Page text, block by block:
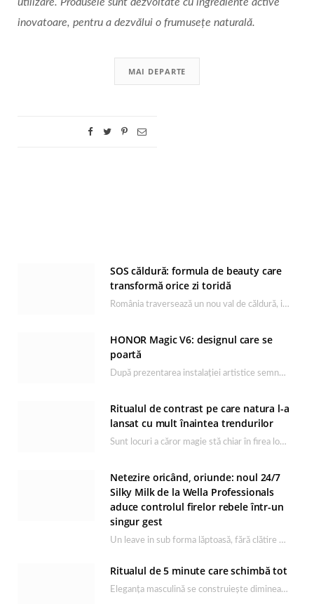
inovatoare, pentru a dezvălui o frumusețe naturală.
MAI DEPARTE
SOS căldură: formula de beauty care
transformă orice zi toridă
România traversează un nou val de căldură, iar rutina de îngrijire capătă un rol esențial…
HONOR Magic V6: designul care se
poartă
După prezentarea instalației artistice semnată de Catrinel Săbăciag în cadrul evenimentului de lansare HONOR Magic…
Ritualul de contrast pe care natura l-a
lansat cu mult înaintea trendurilor
Sunt locuri a căror magie stă chiar în firea lor naturală, iar Lacul Ursu din…
Netezire oricând, oriunde: noul 24/7
Silky Milk de la Wella Professionals
aduce controlul firelor rebele într-un
singur gest
Un leave in sub forma lăptoasă, fără clătire care completează rutina Ultimate Smooth și transformă…
Ritualul de 5 minute care schimbă tot
Eleganța masculină se construiește dimineața, în câteva minute și cu produsele potrivite. O rutină de…